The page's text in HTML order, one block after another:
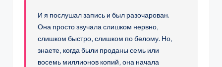
И я послушал запись и был разочарован.
Она просто звучала слишком нервно,
слишком быстро, слишком по белому. Но,
знаете, когда были проданы семь или
восемь миллионов копий, она начала